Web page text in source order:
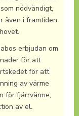
nödvändigt,
även i framtiden
erbjudan om
för att
för att
av värme
för fjärrvärme,
av el.